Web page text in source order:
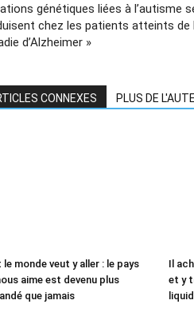
génétiques liées à l’autisme
chez les patients atteints de
d’Alzheimer »
CONNEXES PLUS DE
le monde veut y aller : le pays
aime est devenu plus
que jamais
Il
et y